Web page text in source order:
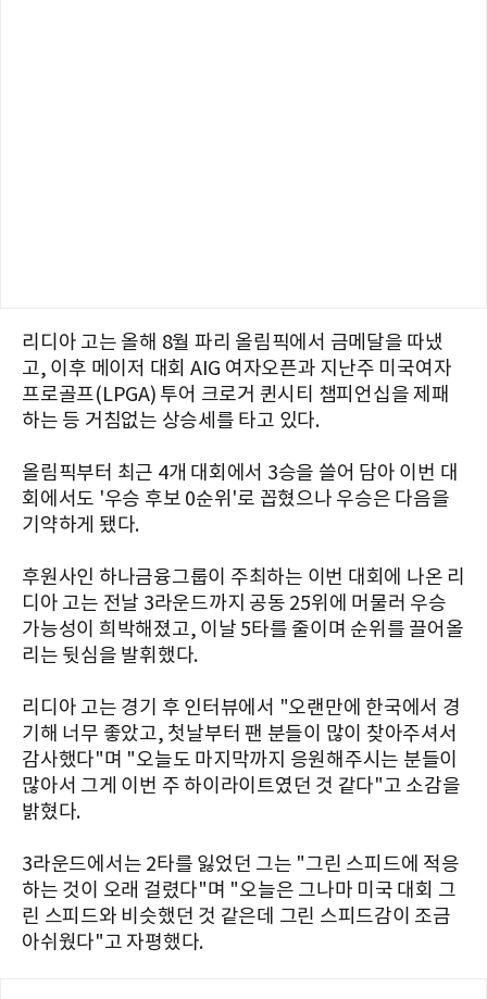
리디아 고는 올해 8월 파리 올림픽에서 금메달을 따냈
고, 이후 메이저 대회 AIG 여자오픈과 지난주 미국여자
프로골프(LPGA) 투어 크로거 퀸시티 챔피언십을 제패
하는 등 거침없는 상승세를 타고 있다.
올림픽부터 최근 4개 대회에서 3승을 쓸어 담아 이번 대
회에서도 '우승 후보 0순위'로 꼽혔으나 우승은 다음을
기약하게 됐다.
후원사인 하나금융그룹이 주최하는 이번 대회에 나온 리
디아 고는 전날 3라운드까지 공동 25위에 머물러 우승
가능성이 희박해졌고, 이날 5타를 줄이며 순위를 끌어올
리는 뒷심을 발휘했다.
리디아 고는 경기 후 인터뷰에서 "오랜만에 한국에서 경
기해 너무 좋았고, 첫날부터 팬 분들이 많이 찾아주셔서
감사했다"며 "오늘도 마지막까지 응원해주시는 분들이
많아서 그게 이번 주 하이라이트였던 것 같다"고 소감을
밝혔다.
3라운드에서는 2타를 잃었던 그는 "그린 스피드에 적응
하는 것이 오래 걸렸다"며 "오늘은 그나마 미국 대회 그
린 스피드와 비슷했던 것 같은데 그린 스피드감이 조금
아쉬웠다"고 자평했다.